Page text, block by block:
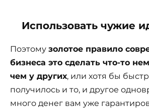
Использовать чужие
Поэтому золотое правило
бизнеса это сделать что-то
чем у других, или хотя бы
получилось и то, и другое
много денег вам уже